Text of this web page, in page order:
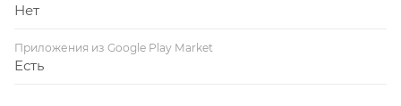
Нет
Приложения из Google Play Market
Есть